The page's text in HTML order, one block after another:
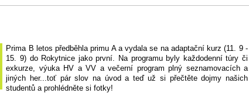
Prima B letos předběhla primu A a vydala se na adaptační kurz (11. 9 -
15. 9) do Rokytnice jako první. Na programu byly každodenní túry či
exkurze, výuka HV a VV a večerní program plný seznamovacích a
jiných her...toť pár slov na úvod a teď už si přečtěte dojmy našich
studentů a prohlédněte si fotky!